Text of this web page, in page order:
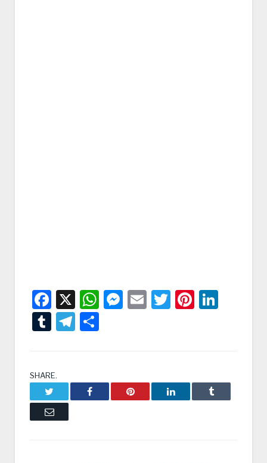
Facebook
X WhatsApp
Messenger
EmailTwitter
TumblrTelegram
SHARE.
Facebook Pinterest LinkedIn Tumblr
Email